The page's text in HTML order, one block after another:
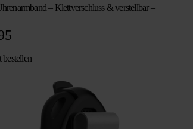
– Klettverschluss & verstellbar –
bestellen